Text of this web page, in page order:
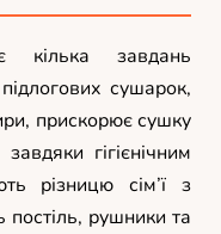
кілька завдань
сушарок,
прискорює сушку
гігієнічним
різницю сім’ї з
постіль, рушники та